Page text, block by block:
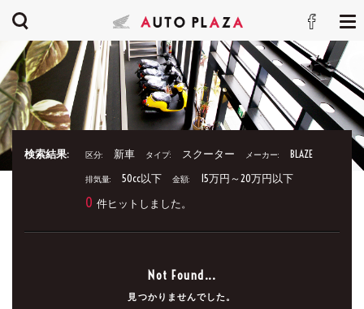
検索結果: 区分: 新車 タイプ: スクーター メーカー: BLAZE
排気量: 50cc以下 金額: 15万円～20万円以下
0 件ヒットしました。
Not Found...
見つかりませんでした。